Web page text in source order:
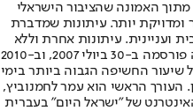
האמונה שהציבור הישראלי
ומדויקת יותר. עיתונות שמדברת
ועניינית. עיתונות אחרת וללא
תשלום. המהדורה המודפסת הראשונה פורסמה ב-30 ביולי 2007, וב-2010
שיעור החשיפה הגבוה ביותר בימי
העורך הראשי הוא עמר לחמנוביץ,
של "ישראל היום" בעברית